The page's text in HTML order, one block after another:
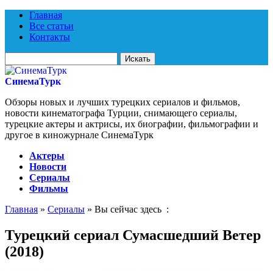
Главная
Все статьи
Контакты
для:
СинемаТурк
Обзоры новых и лучших турецких сериалов и фильмов,
новости кинематографа Турции, снимающего сериалы,
турецкие актеры и актрисы, их биографии, фильмографии и
другое в киножурнале СинемаТурк
Актеры
Новости
Сериалы
Фильмы
Главная » Сериалы » Вы сейчас здесь :
Турецкий сериал Сумасшедший Ветер
(2018)